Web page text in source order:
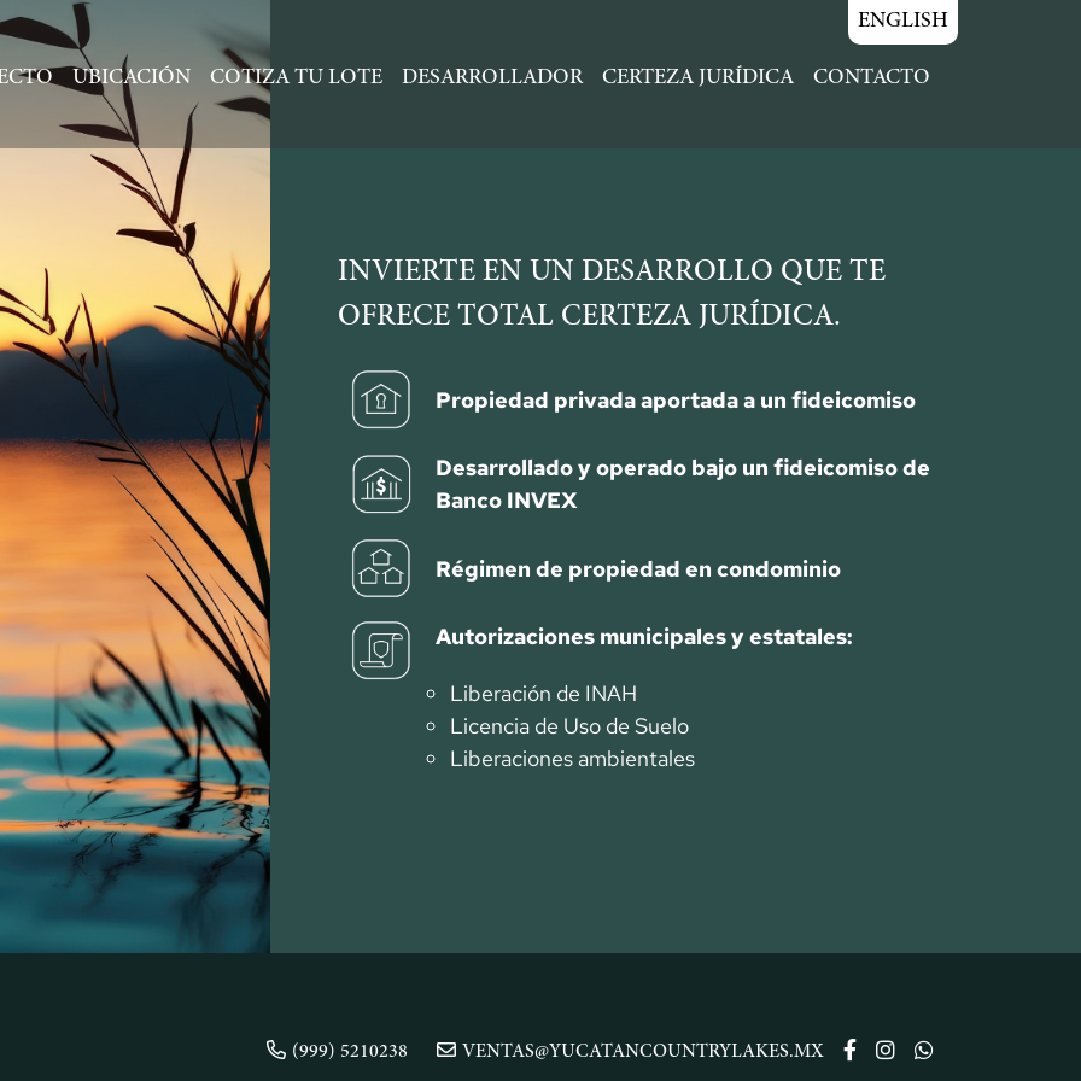
UBICACIÓN COTIZA TU LOTE DESARROLLADOR CERTEZA JURÍDICA CONTACTO
ENGLISH
INVIERTE EN UN DESARROLLO QUE TE
OFRECE TOTAL CERTEZA JURÍDICA.
Propiedad privada aportada a un fideicomiso
Desarrollado y operado bajo un ﬁdeicomiso de
Banco INVEX
Régimen de propiedad en condominio
Autorizaciones municipales y estatales:
Liberación de INAH
Licencia de Uso de Suelo
Liberaciones ambientales
(999) 5210238 VENTAS@YUCATANCOUNTRYLAKES.MX